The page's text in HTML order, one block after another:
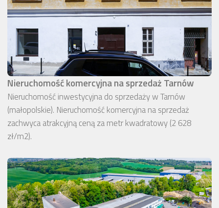
Nieruchomość komercyjna na sprzedaż Tarnów
Nieruchomość inwestycyjna do sprzedaży w Tarnów
(małopolskie). Nieruchomość komercyjna na sprzedaż
zachwyca atrakcyjną ceną za metr kwadratowy (2 628
zł/m2).